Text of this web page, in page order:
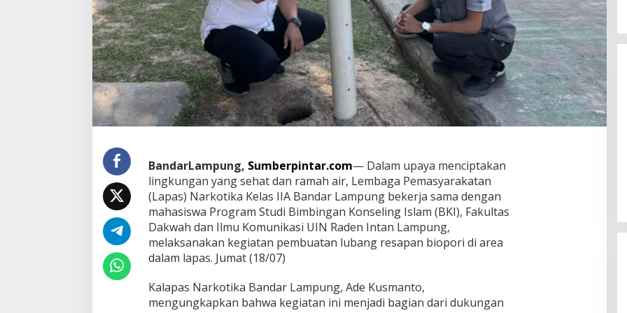
s
s
a
U
I
N
R
a
I
n
a
n
T
a
n
m
k
a
BandarLampung, Sumberpintar.com— Dalam upaya menciptakan
lingkungan yang sehat dan ramah air, Lembaga Pemasyarakatan
(Lapas) Narkotika Kelas IIA Bandar Lampung bekerja sama dengan
mahasiswa Program Studi Bimbingan Konseling Islam (BKI), Fakultas
Dakwah dan Ilmu Komunikasi UIN Raden Intan Lampung,
melaksanakan kegiatan pembuatan lubang resapan biopori di area
dalam lapas. Jumat (18/07)
Kalapas Narkotika Bandar Lampung, Ade Kusmanto,
mengungkapkan bahwa kegiatan ini menjadi bagian dari dukungan
Membantah Adanya Oknum
Pelangsir BBM Subsidi
In Berita | August 6, 2026